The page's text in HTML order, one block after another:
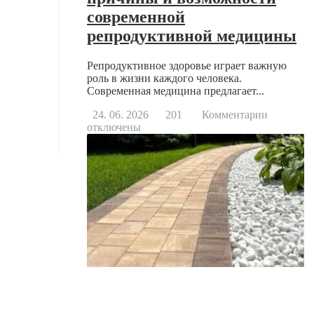
современной
репродуктивной медицины
Репродуктивное здоровье играет важную
роль в жизни каждого человека.
Современная медицина предлагает...
24. 06. 2026
201 Комментарии
Когда
стоит
к
основные
причины
и
отключены